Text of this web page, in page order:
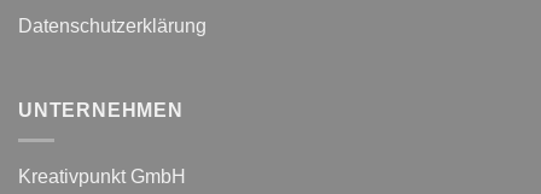
Datenschutzerklärung
UNTERNEHMEN
Kreativpunkt GmbH